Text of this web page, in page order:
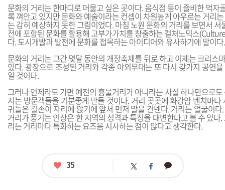
문화의 거리는 한마디로 머물고 싶은 곳이다. 음식점 등이 즐비한 먹자
록 껴안고 있지만 문화와 예술이라는 컨셉이 차원높게 아우르는 거리
는 감히 예상하지 못한 그림이었다. 마침 노원 문화의 거리를 보면서
전에 포함된 문화를 활용해 고부가가치를 창출하는 컬처노믹스
다. 도시개발과 발전에 문화를 접목하는 아이디어와 유사하기에 말이다.
문화의 거리는 그간 몇달 동안의 개장축제를 뒤로 하고 이제는 크리스
있다. 광장으로 조성된 거리와 각종 야외무대는 또 다시 갖가지 공연
일 것이다.
그러나 언제라도 가면 예전의 흉물거리가 아니라는 사실 하나만으로
지는 방문객들을 기분좋게 만들 것이다. 거리 곳곳에 화강암 벤치마
귀들은 길손이 자리에 앉기에 앞서 먼저 말을 건넨다. 거리는 얼굴이
거리가 풍기는 인상은 한 지역의 성격과 특징을 대변한다고 볼 수 있다
리는 거리마다 특화하는 요즈음 시사하는 점이 많다고 생각한다.
좋
35 트 페 카